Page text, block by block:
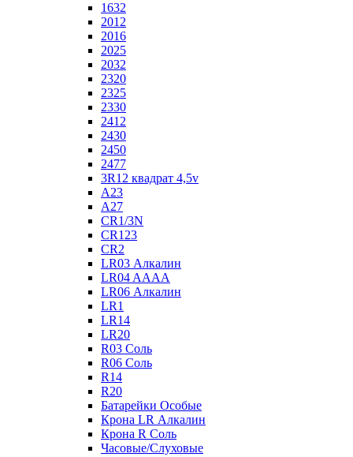
1632
2012
2016
2025
2032
2320
2325
2330
2412
2430
2450
2477
3R12 квадрат 4,5v
A23
A27
CR1/3N
CR123
CR2
LR03 Алкалин
LR04 AAAA
LR06 Алкалин
LR1
LR14
LR20
R03 Соль
R06 Соль
R14
R20
Батарейки Особые
Крона LR Алкалин
Крона R Соль
Часовые/Слуховые